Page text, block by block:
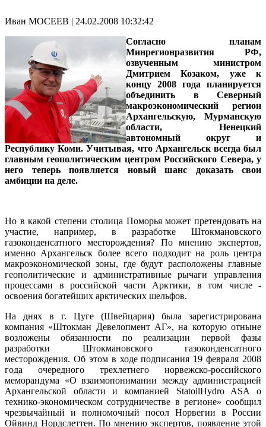
Иван МОСЕЕВ | 24.02.2008 10:32:42
Согласно планам
Минрегионразвития РФ,
озвученным министром
Дмитрием Козаком, уже к
концу 2008 года планируется
объединить в Северный
макроэкономический регион
Архангельскую, Мурманскую
области, Ненецкий
автономный округ и
Республику Коми. Учитывая, что Архангельск всегда был
главным геополитическим центром Российского Севера, у
него теперь появляется новый шанс доказать свои
амбиции на деле.
Но в какой степени столица Поморья может претендовать на
участие, например, в разработке Штокмановского
газоконденсатного месторождения? По мнению экспертов,
именно Архангельск более всего подходит на роль центра
макроэкономической зоны, где будут расположены главные
геополитические и административные рычаги управления
процессами в российской части Арктики, в том числе -
освоения богатейших арктических шельфов.
На днях в г. Цуге (Швейцария) была зарегистрирована
компания «Штокман Девелопмент АГ», на которую отныне
возложены обязанности по реализации первой фазы
разработки Штокмановского газоконденсатного
месторождения. Об этом в ходе подписания 19 февраля 2008
года очередного трехлетнего норвежско-российского
меморандума «О взаимопонимании между администрацией
Архангельской области и компанией StatoilHydro ASA о
технико-экономическом сотрудничестве в регионе» сообщил
чрезвычайный и полномочный посол Норвегии в России
Ойвинд Нордслеттен. По мнению экспертов, появление этой